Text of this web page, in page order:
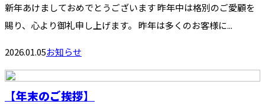
新年あけましておめでとうございます 昨年中は格別のご愛顧を
賜り、心より御礼申し上げます。 昨年は多くのお客様に...
2026.01.05お知らせ
【年末のご挨拶】